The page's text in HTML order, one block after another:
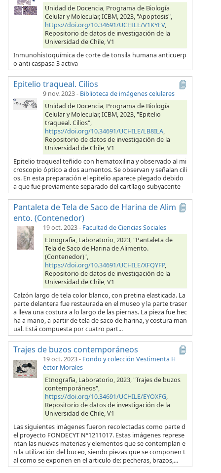
Unidad de Docencia, Programa de Biología
Celular y Molecular, ICBM, 2023, "Apoptosis",
https://doi.org/10.34691/UCHILE/V1KYFV,
Repositorio de datos de investigación de la
Universidad de Chile, V1
Inmunohistoquímica de corte de tonsila humana anticuerp
o anti caspasa 3 activa
Epitelio traqueal. Cilios
9 nov. 2023- Biblioteca de imágenes celulares
Unidad de Docencia, Programa de Biología
Celular y Molecular, ICBM, 2023, "Epitelio
traqueal. Cilios",
https://doi.org/10.34691/UCHILE/LB8ILA,
Repositorio de datos de investigación de la
Universidad de Chile, V1
Epitelio traqueal teñido con hematoxilina y observado al mi
croscopio óptico a dos aumentos. Se observan y señalan cili
os. En esta preparación el epitelio aparece plegado debido
a que fue previamente separado del cartílago subyacente
Pantaleta de Tela de Saco de Harina de Alim
ento. (Contenedor)
19 oct. 2023- Facultad de Ciencias Sociales
Etnografía, Laboratorio, 2023, "Pantaleta de
Tela de Saco de Harina de Alimento.
(Contenedor)",
https://doi.org/10.34691/UCHILE/XFQYFP,
Repositorio de datos de investigación de la
Universidad de Chile, V1
Calzón largo de tela color blanco, con pretina elasticada. La
parte delantera fue restaurada en el museo y la parte traser
a lleva una costura a lo largo de las piernas. La pieza fue hec
ha a mano, a partir de tela de saco de harina, y costura man
ual. Está compuesta por cuatro part...
Trajes de buzos contemporáneos
19 oct. 2023- Fondo y colección Vestimenta H
éctor Morales
Etnografía, Laboratorio, 2023, "Trajes de buzos
contemporáneos",
https://doi.org/10.34691/UCHILE/EYOXFG,
Repositorio de datos de investigación de la
Universidad de Chile, V1
Las siguientes imágenes fueron recolectadas como parte d
el proyecto FONDECYT N°1211017. Estas imágenes represe
ntan las nuevas materias y elementos que se contemplan e
n la utilización del buceo, siendo piezas que se componen t
al como se exponen en el articulo de: pecheras, brazos,...